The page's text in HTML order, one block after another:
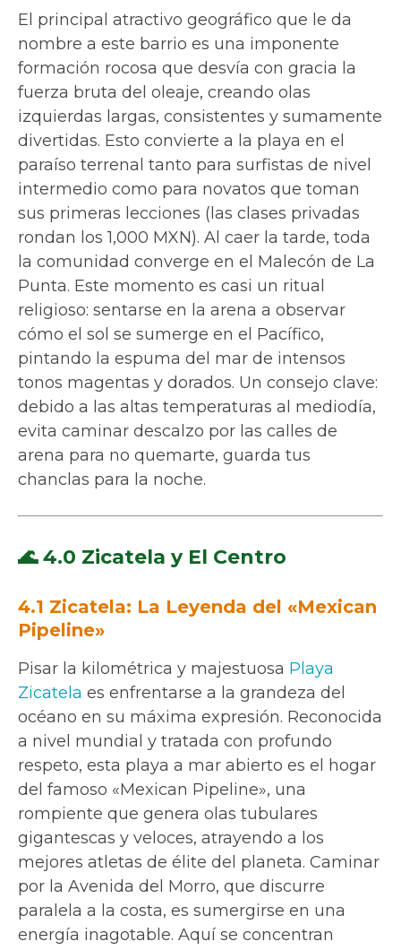
El principal atractivo geográfico que le da
nombre a este barrio es una imponente
formación rocosa que desvía con gracia la
fuerza bruta del oleaje, creando olas
izquierdas largas, consistentes y sumamente
divertidas. Esto convierte a la playa en el
paraíso terrenal tanto para surfistas de nivel
intermedio como para novatos que toman
sus primeras lecciones (las clases privadas
rondan los 1,000 MXN). Al caer la tarde, toda
la comunidad converge en el Malecón de La
Punta. Este momento es casi un ritual
religioso: sentarse en la arena a observar
cómo el sol se sumerge en el Pacífico,
pintando la espuma del mar de intensos
tonos magentas y dorados. Un consejo clave:
debido a las altas temperaturas al mediodía,
evita caminar descalzo por las calles de
arena para no quemarte, guarda tus
chanclas para la noche.
🌊 4.0 Zicatela y El Centro
4.1 Zicatela: La Leyenda del «Mexican
Pipeline»
Pisar la kilométrica y majestuosa Playa
Zicatela es enfrentarse a la grandeza del
océano en su máxima expresión. Reconocida
a nivel mundial y tratada con profundo
respeto, esta playa a mar abierto es el hogar
del famoso «Mexican Pipeline», una
rompiente que genera olas tubulares
gigantescas y veloces, atrayendo a los
mejores atletas de élite del planeta. Caminar
por la Avenida del Morro, que discurre
paralela a la costa, es sumergirse en una
energía inagotable. Aquí se concentran